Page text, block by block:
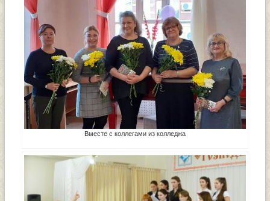
Вместе с коллегами из колледжа